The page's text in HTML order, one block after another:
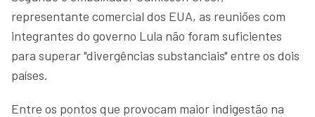
representante comercial dos EUA, as reuniões com
integrantes do governo Lula não foram suficientes
para superar "divergências substanciais" entre os dois
países.
Entre os pontos que provocam maior indigestão na